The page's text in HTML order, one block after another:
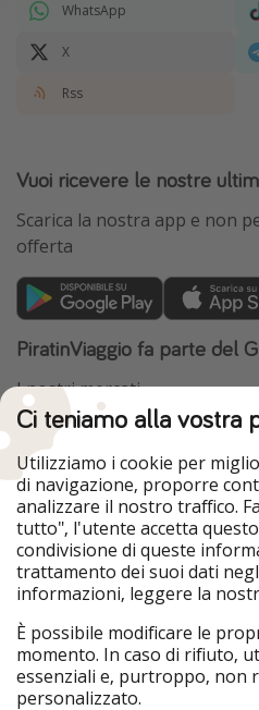
WhatsApp
X
Rss
Vuoi ricevere le nostre
Scarica la nostra app e non
offerta
PiratinViaggio fa parte del
I nostri mercati
HolidayPirates
WakacyjniPiraci
Ferienpiraten
Urlaubspiraten
TravelPirates
Il nostro gruppo
HolidayPirates Group
Conoscici meglio
Chi siamo
Ci teniamo alla vostra
Utilizziamo i cookie per
di navigazione, proporre
analizzare il nostro traffico.
tutto", l'utente accetta
condivisione di queste
trattamento dei suoi dati
informazioni, leggere la
È possibile modificare le
momento. In caso di rifiuto,
essenziali e, purtroppo, non
personalizzato.